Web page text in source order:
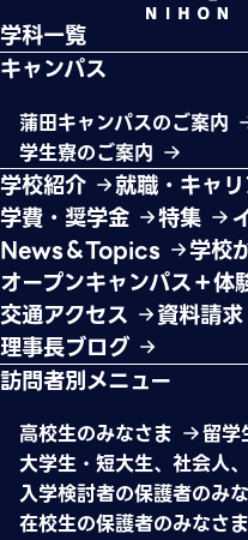
学科一覧
キャンパス
蒲田キャンパスのご案内
学生寮のご案内
学校紹介 就職・キャ
学費・奨学金
特集
News＆Topics
学校
オープンキャンパス＋体
交通アクセス
資料請求
理事長ブログ
訪問者別メニュー
高校生のみなさま
留学
大学生・短大生、社会人
入学検討者の保護者のみ
在校生の保護者のみなさま